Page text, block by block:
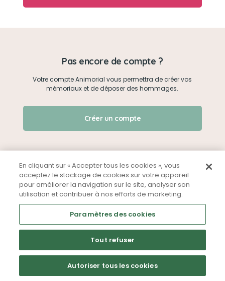
Créer un mémorial
Qui sommes-nous ?
Nous contacter
Partager sur Facebook
Je me connecte
Pas encore de compte ?
Votre compte Animorial vous permettra de créer vos
mémoriaux et de déposer des hommages.
Créer un compte
Mentions légales CGU Politique de confidentialité
En cliquant sur « Accepter tous les cookies », vous
acceptez le stockage de cookies sur votre appareil
pour améliorer la navigation sur le site, analyser son
utilisation et contribuer à nos efforts de marketing.
Paramètres des cookies
Tout refuser
Autoriser tous les cookies